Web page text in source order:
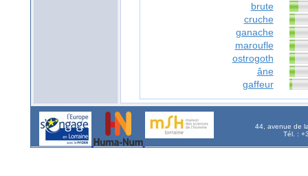
brute
cruche
ganache
maroufle
ostrogoth
âne
gaffeur
44, avenue de
Tél. :